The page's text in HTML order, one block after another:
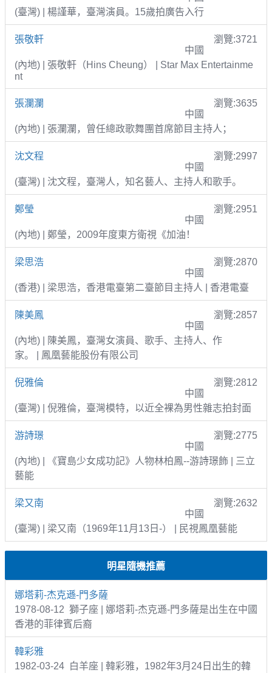
(臺灣) | 楊謹華，臺灣演員。15歲拍廣告入行
張敬軒
瀏覽:3721
中國
(內地) | 張敬軒（Hins Cheung） | Star Max Entertainme
nt
張瀾瀾
瀏覽:3635
中國
(內地) | 張瀾瀾，曾任總政歌舞團首席節目主持人；
沈文程
瀏覽:2997
中國
(臺灣) | 沈文程，臺灣人，知名藝人、主持人和歌手。
鄭瑩
瀏覽:2951
中國
(內地) | 鄭瑩，2009年度東方衛視《加油！
梁思浩
瀏覽:2870
中國
(香港) | 梁思浩，香港電臺第二臺節目主持人 | 香港電臺
陳美鳳
瀏覽:2857
中國
(內地) | 陳美鳳，臺灣女演員、歌手、主持人、作
家。 | 鳳凰藝能股份有限公司
倪雅倫
瀏覽:2812
中國
(臺灣) | 倪雅倫，臺灣模特，以近全裸為男性雜志拍封面
游詩璟
瀏覽:2775
中國
(內地) | 《寶島少女成功記》人物林柏鳳--游詩璟飾 | 三立
藝能
梁又南
瀏覽:2632
中國
(臺灣) | 梁又南（1969年11月13日-） | 民視鳳凰藝能
明星隨機推薦
娜塔莉-杰克遜-門多薩
1978-08-12 獅子座 | 娜塔莉-杰克遜-門多薩是出生在中國
香港的菲律賓后裔
韓彩雅
1982-03-24 白羊座 | 韓彩雅，1982年3月24日出生的韓